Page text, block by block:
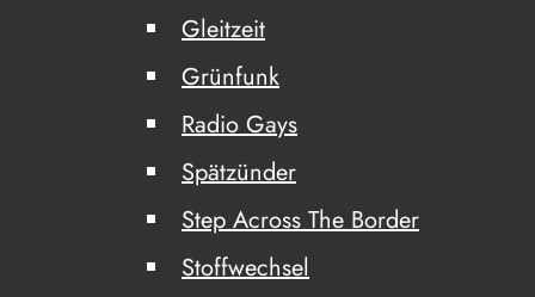
Gleitzeit
Grünfunk
Radio Gays
Spätzünder
Step Across The Border
Stoffwechsel